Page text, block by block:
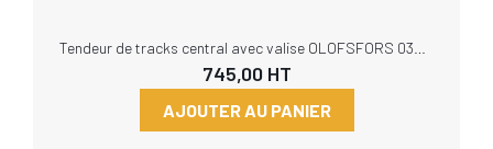
745,00HT
AJOUTER AU PANIER